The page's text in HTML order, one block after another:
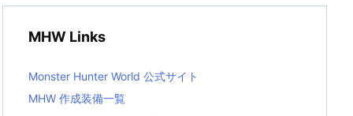
MHW Links
Monster Hunter World 公式サイト
MHW 作成装備一覧